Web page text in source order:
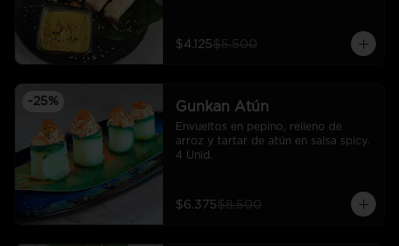
$4.125$5.500
-25% Gunkan Atún
Envueltos en pepino, relleno de
arroz y tartar de atún en salsa spicy.
4 Unid.
$6.375$8.500